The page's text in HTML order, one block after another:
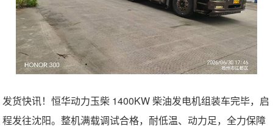
发货快讯！恒华动力玉柴 1400KW 柴油发电机组装车完毕，启
程发往沈阳。整机满载调试合格，耐低温、动力足，全力保障